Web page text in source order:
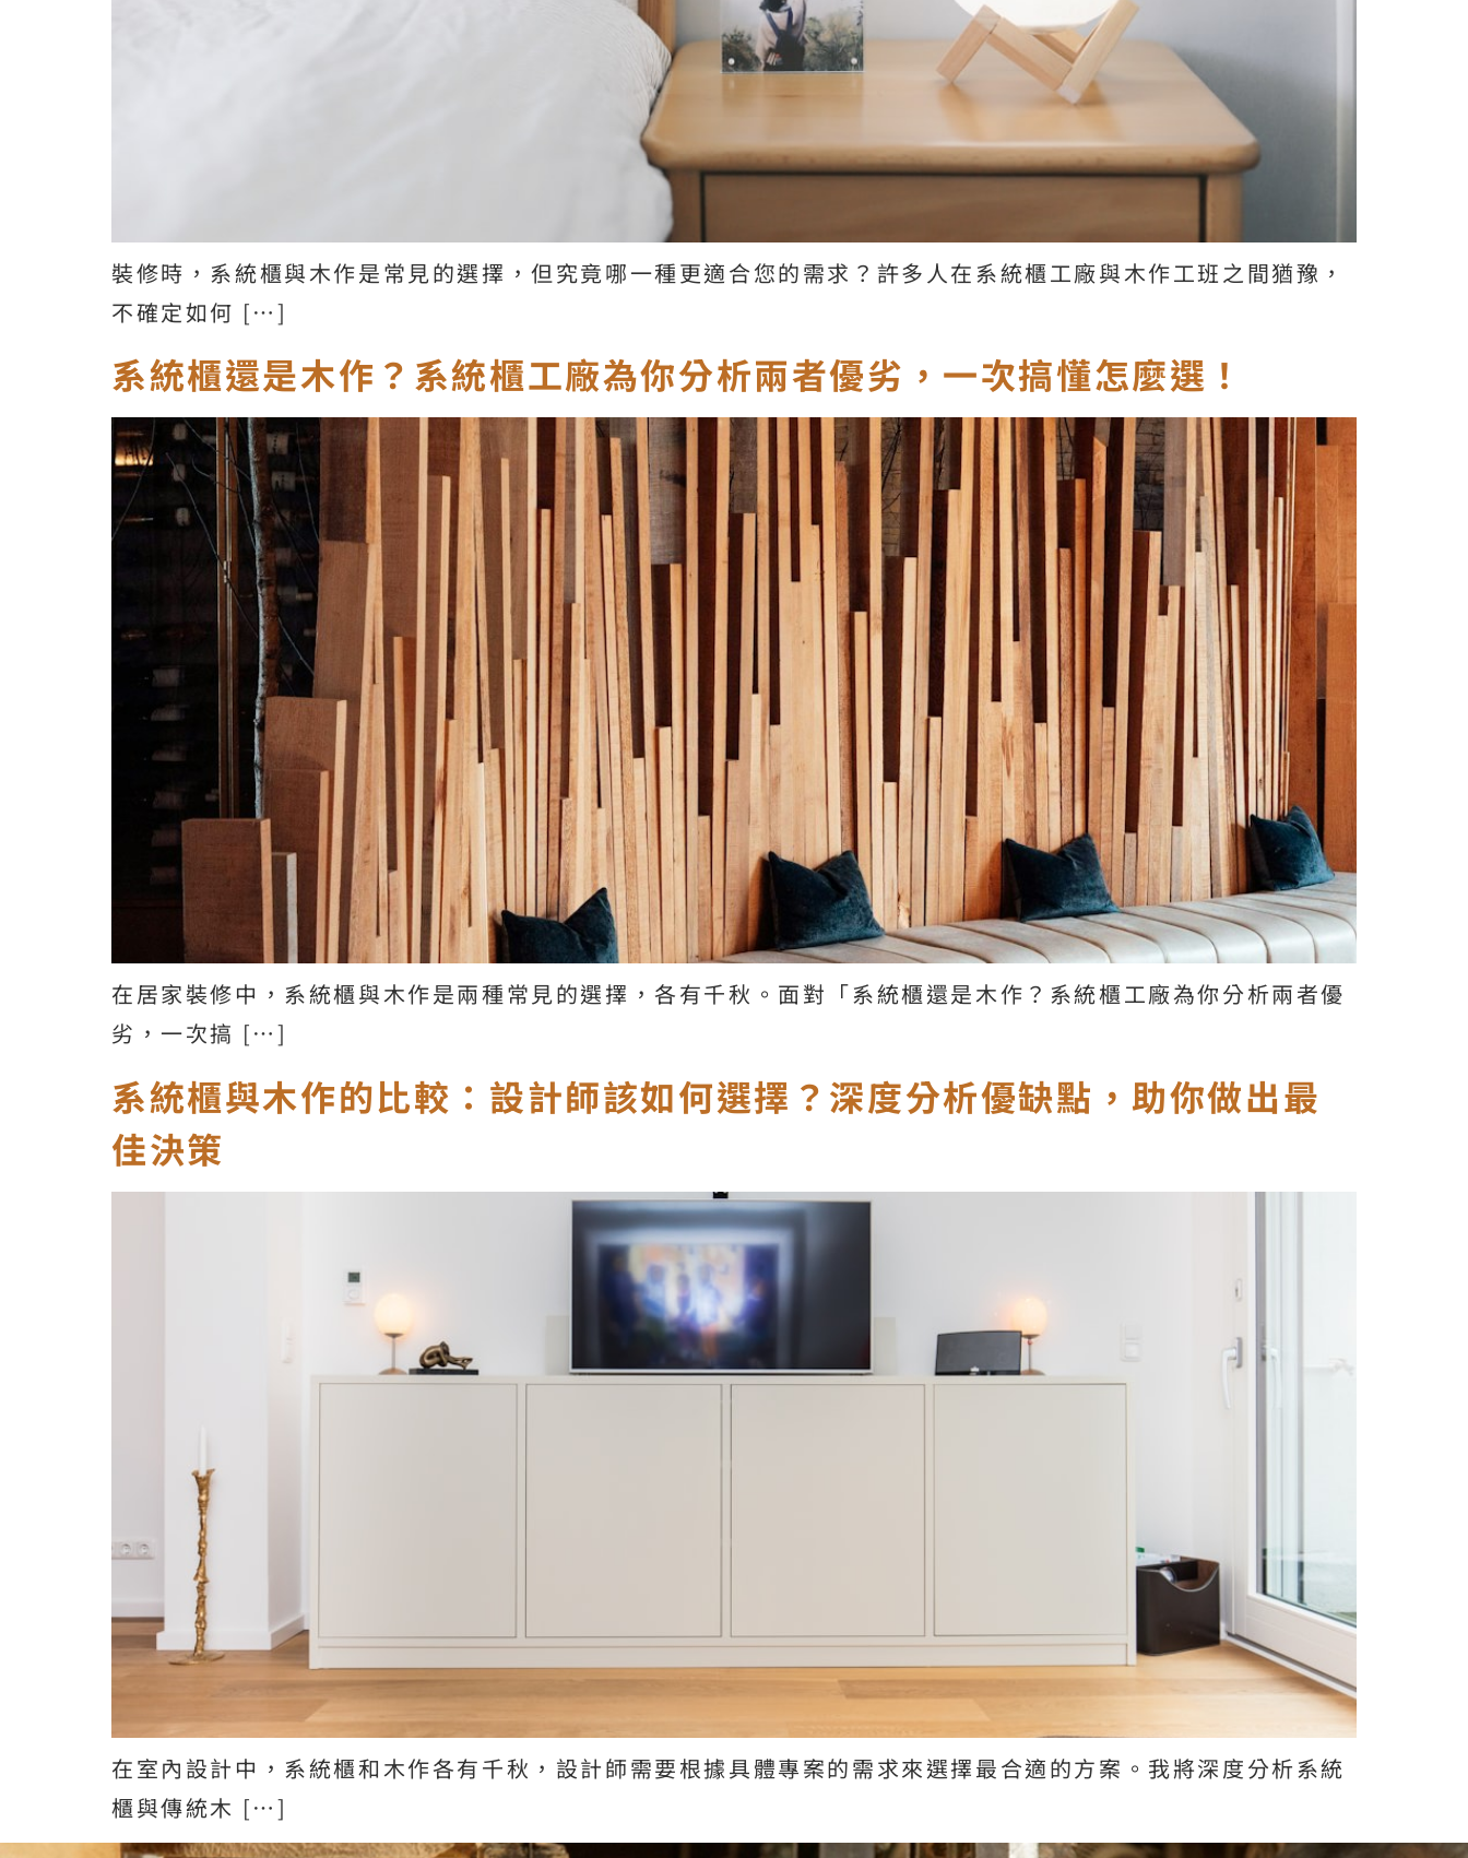
裝修時，系統櫃與木作是常見的選擇，但究竟哪一種更適合您的需求？許多人在系統櫃工廠與木作工班之間猶豫，
不確定如何 […]
系統櫃還是木作？系統櫃工廠為你分析兩者優劣，一次搞懂怎麼選！
在居家裝修中，系統櫃與木作是兩種常見的選擇，各有千秋。面對「系統櫃還是木作？系統櫃工廠為你分析兩者優
劣，一次搞 […]
系統櫃與木作的比較：設計師該如何選擇？深度分析優缺點，助你做出最
佳決策
在室內設計中，系統櫃和木作各有千秋，設計師需要根據具體專案的需求來選擇最合適的方案。我將深度分析系統
櫃與傳統木 […]